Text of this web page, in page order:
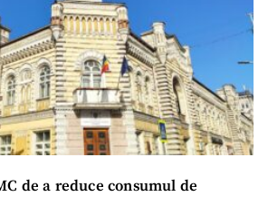
de a reduce consumul de